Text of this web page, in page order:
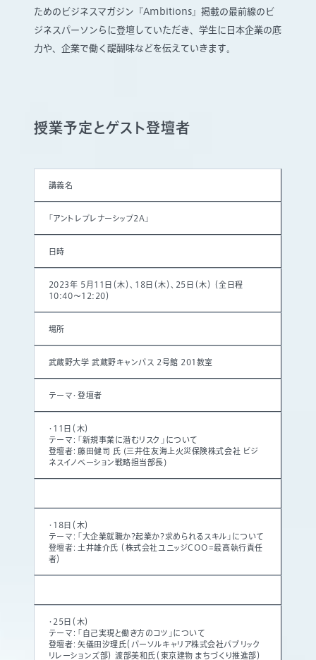
ためのビジネスマガジン『Ambitions』掲載の最前線のビ
ジネスパーソンらに登壇していただき、学生に日本企業の底
力や、企業で働く醍醐味などを伝えていきます。
授業予定とゲスト登壇者
講義名
「アントレプレナーシップ2A」
日時
2023年 5月11日（木）、18日（木）、25日（木） （全日程
10:40～12:20）
場所
武蔵野大学 武蔵野キャンパス 2号館 201教室
テーマ・登壇者
・11日（木）
テーマ：「新規事業に潜むリスク」について
登壇者：藤田健司 氏 (三井住友海上火災保険株式会社 ビジ
ネスイノベーション戦略担当部長)
・18日（木）
テーマ：「大企業就職か?起業か?求められるスキル」について
登壇者：土井雄介氏 （株式会社ユニッジCOO=最高執行責任
者）
・25日（木）
テーマ：「自己実現と働き方のコツ」について
登壇者：矢儀田汐理氏（パーソルキャリア株式会社パブリック
リレーションズ部） 渡部美和氏（東京建物 まちづくり推進部）